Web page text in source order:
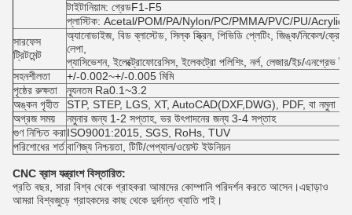
টাইটানিয়াম: গ্রেডF1-F5
প্লাস্টিক: Acetal/POM/PA/Nylon/PC/PMMA/PVC/PU/Acrylic/
সারফেস
ট্রিটমেন্ট
অ্যানোডাইজ, বিড ব্লাস্টেড, সিল্ক স্ক্রিন, পিভিডি প্লেটিং, জিঙ্ক/নিকেল/ক্রোম/
লেপা,
প্যাসিভেশন, ইলেক্ট্রোফোরেসিস, ইলেকট্রো পলিশিং, নর্ল, লেজার/ইচ/এনগ্রেভ
সহনশীলতা
+/-0.002~+/-0.005 মিমি
পৃষ্ঠের রুক্ষতা
ন্যূনতম Ra0.1~3.2
অঙ্কন গৃহীত
STP, STEP, LGS, XT, AutoCAD(DXF,DWG), PDF, বা নমুনা
অগ্রজ সময়
নমুনার জন্য 1-2 সপ্তাহ, ভর উৎপাদনের জন্য 3-4 সপ্তাহ
গুণ নিশ্চিত করাISO9001:2015, SGS, RoHs, TUV
পরিশোধের শর্তবাণিজ্য নিশ্চয়তা, টিটি/পেপ্যাল/ওয়েস্ট ইউনিয়ন
CNC ব্রাস যন্ত্রাংশ বিস্তারিত:
প্রতি বছর, সারা বিশ্ব থেকে গ্রাহকরা আমাদের কোম্পানি পরিদর্শন করতে আসেন।এছাড়াও
আমরা বিশ্বজুড়ে গ্রাহকদের কাছ থেকে দুর্দান্ত খ্যাতি পাই।